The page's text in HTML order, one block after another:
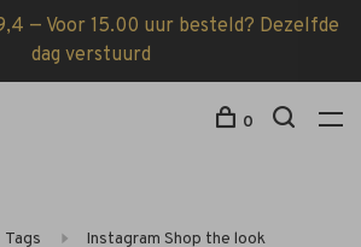
— Voor 15.00 uur besteld? Dezelfde
dag verstuurd
0
Tags Instagram Shop the look